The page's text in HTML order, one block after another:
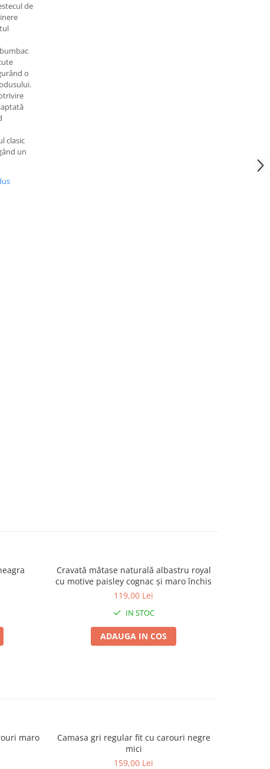
de
o
clasic
un
Cravată mătase naturală albastru royal
cu motive paisley cognac și maro închis
119,00 Lei
IN STOC
ADAUGA IN COS
maro
Camasa gri regular fit cu carouri negre
mici
159,00 Lei